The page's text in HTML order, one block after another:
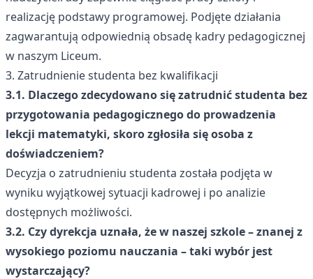
realizację podstawy programowej. Podjęte działania
zagwarantują odpowiednią obsadę kadry pedagogicznej
w naszym Liceum.
3. Zatrudnienie studenta bez kwalifikacji
3.1. Dlaczego zdecydowano się zatrudnić studenta bez
przygotowania pedagogicznego do prowadzenia
lekcji matematyki, skoro zgłosiła się osoba z
doświadczeniem?
Decyzja o zatrudnieniu studenta została podjęta w
wyniku wyjątkowej sytuacji kadrowej i po analizie
dostępnych możliwości.
3.2. Czy dyrekcja uznała, że w naszej szkole – znanej z
wysokiego poziomu nauczania – taki wybór jest
wystarczający?